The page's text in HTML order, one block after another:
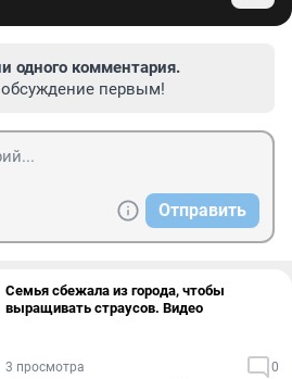
одного комментария.
первым!
Отправить
Семья сбежала из города, чтобы
выращивать страусов. Видео
3 просмотра 0